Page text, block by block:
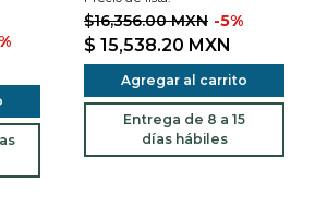
$16,356.00 MXN -5%
$ 15,538.20 MXN
Agregar al carrito
Entrega de 8 a 15
días hábiles